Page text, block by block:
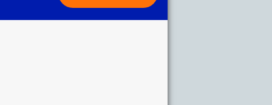
Sběratelství